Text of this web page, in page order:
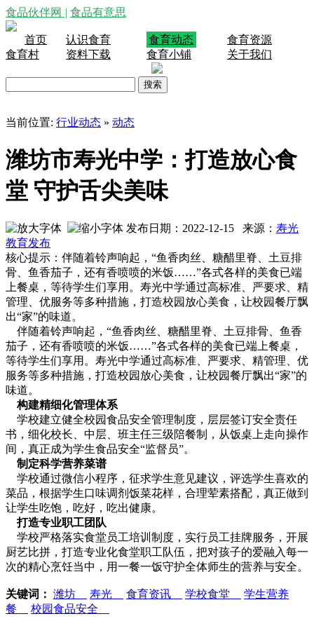
食品伙伴网 | 食品有意思
首页 认识食育 食育动态
食育资源
食育村
资料下载 食育小铺 关于我们
当前位置: 行业动态 » 动态
潍坊市寿光中学：打造放心食
堂 守护舌尖美味
发布日期：2022-12-15 来源： 寿光
教育发布
核心提示：伴随着铃声响起，“鱼香肉丝、糖醋里脊、土豆排
骨、鱼香茄子，还有香喷喷的米饭……”各式各样的美食已端
上餐桌，等待学生们享用。寿光中学通过高标准、严要求、精
管理、优服务等多种措施，打造校园放心美食，让校园餐厅飘
出“家”的味道。
伴随着铃声响起，“鱼香肉丝、糖醋里脊、土豆排骨、鱼香
茄子，还有香喷喷的米饭……”各式各样的美食已端上餐桌，
等待学生们享用。寿光中学通过高标准、严要求、精管理、优
服务等多种措施，打造校园放心美食，让校园餐厅飘出“家”的
味道。
构建精细化管理体系
学校建立健全校园食品安全管理制度，层层签订安全责任
书，细化校长、中层、班主任三级陪餐制，从饭桌上走向操作
间，真正成为学生食品安全“监督员”。
制定科学营养菜谱
学校通过微信小程序，征求学生意见建议，评选学生喜欢的
菜品，根据学生口味调剂饭菜花样，合理荤素搭配，真正做到
让学生吃饱，吃好，吃出健康。
打造专业职工团队
学校严格落实食堂员工培训制度，实行员工挂牌服务，开展
厨艺比拼，打造专业化食堂职工队伍，把对孩子的爱融入每一
次的精心烹饪当中，用一餐一饭守护全体师生的营养与安全。
关键词： 潍坊 寿光 食育资讯 学校食堂
学生营养
餐
校园食品安全